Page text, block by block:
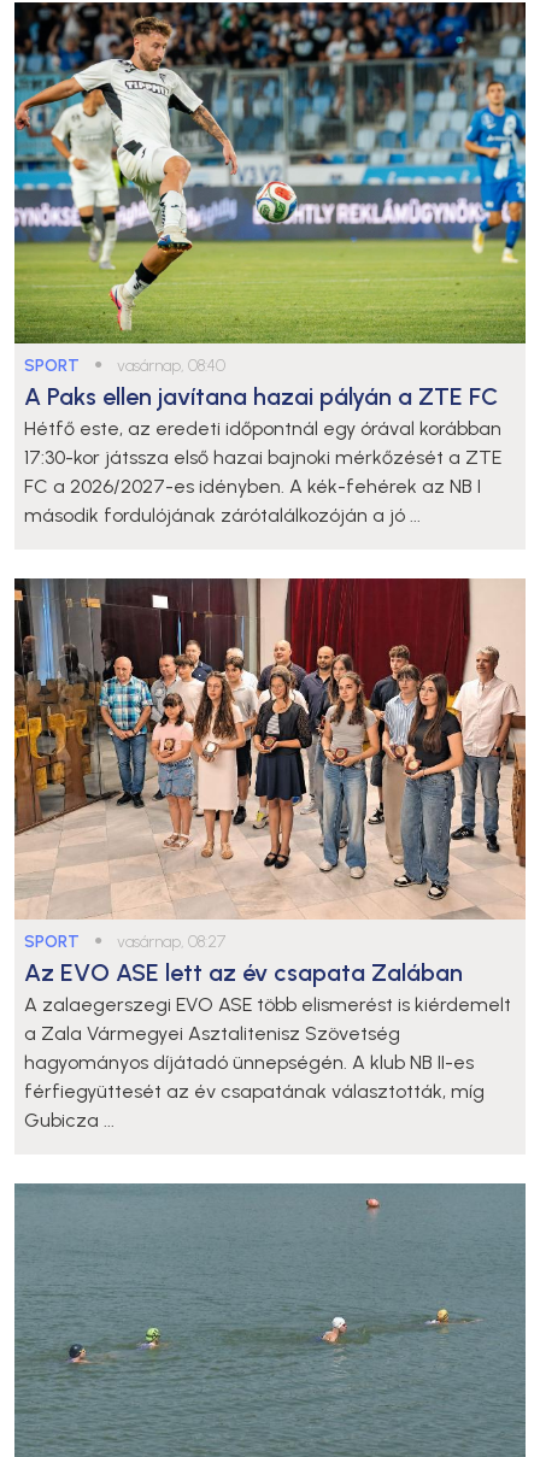
SPORT ● vasárnap, 08:40
A Paks ellen javítana hazai pályán a ZTE FC
Hétfő este, az eredeti időpontnál egy órával korábban
17:30-kor játssza első hazai bajnoki mérkőzését a ZTE
FC a 2026/2027-es idényben. A kék-fehérek az NB I
második fordulójának zárótalálkozóján a jó ...
SPORT ● vasárnap, 08:27
Az EVO ASE lett az év csapata Zalában
A zalaegerszegi EVO ASE több elismerést is kiérdemelt
a Zala Vármegyei Asztalitenisz Szövetség
hagyományos díjátadó ünnepségén. A klub NB II-es
férfiegyüttesét az év csapatának választották, míg
Gubicza ...